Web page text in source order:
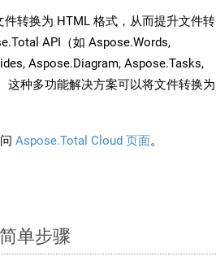
转换为 HTML 格式，从而提升文件转
API（如 Aspose.Words,
Aspose.Diagram, Aspose.Tasks,
这种多功能解决方案可以将文件转换为
Aspose.Total Cloud 页面。
单步骤